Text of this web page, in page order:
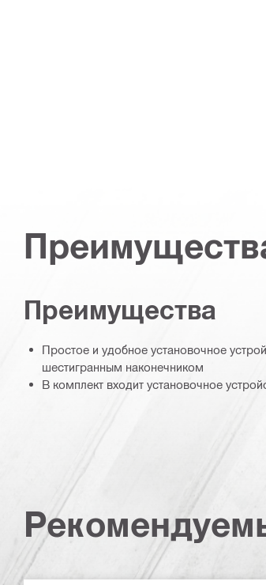
Преимущества
Простое и удобное установочное
шестигранным наконечником
В комплект входит установочное